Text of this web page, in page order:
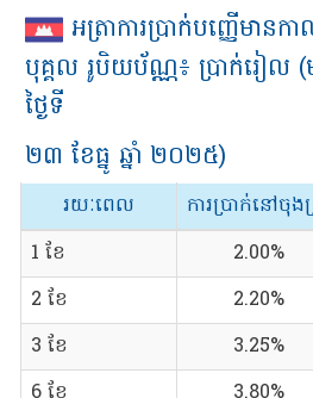
អត្រាការប្រាក់បញ្ញើមា
បុគ្គល រូបិយប័ណ្ណ៖ ប្រាក់រៀល
ថ្ងៃទី
២៣ ខែ​ធ្នូ ឆ្នាំ ២០២៥)
រយៈពេល ការប្រាក់នៅចុង
1 ខែ
2.00%
2 ខែ
2.20%
3 ខែ
3.25%